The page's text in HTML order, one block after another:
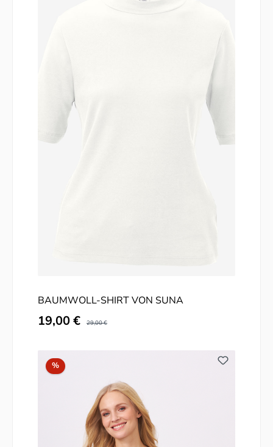
BAUMWOLL-SHIRT VON SUNA
Verkaufspreis:
19,00 € Regulärer Preis:
29,00 €
%Rabatt